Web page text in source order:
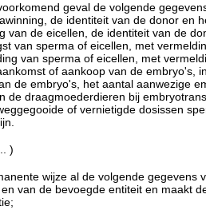
geval de volgende
de identiteit van de donor en
van de eicellen, de identiteit van de
van sperma of eicellen, met
van sperma of eicellen, met
of aankoop van de
de embryo's, het aantal aanwezige
de draagmoederdieren bij
of vernietigde dosissen
)
wijze al de volgende
van de bevoegde entiteit en maakt